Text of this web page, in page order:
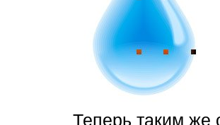
Теперь таким же